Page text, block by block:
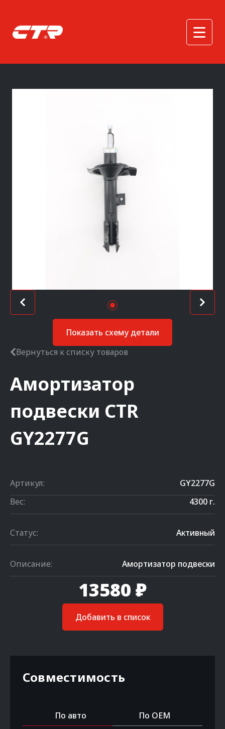
Показать схему детали
Вернуться к списку товаров
Амортизатор
подвески CTR
GY2277G
Артикул:
GY2277G
Вес:
4300 г.
Статус: Активный
Описание: Амортизатор подвески
13580 ₽
Добавить в список
Совместимость
По авто По OEM